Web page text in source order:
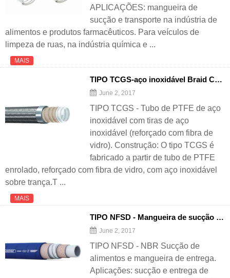
APLICAÇÕES: mangueira de
sucção e transporte na indústria de
alimentos e produtos farmacêuticos. Para veículos de
limpeza de ruas, na indústria química e ...
MAIS
TIPO TCGS-aço inoxidável Braid Cover Tubo de PTFE complicado (reforçado com fibra de vidro)
June 2, 2017
TIPO TCGS - Tubo de PTFE de aço
inoxidável com tiras de aço
inoxidável (reforçado com fibra de
vidro). Construção: O tipo TCGS é
fabricado a partir de tubo de PTFE
enrolado, reforçado com fibra de vidro, com aço inoxidável
sobre trança.T ...
MAIS
TIPO NFSD - Mangueira de sucção e entrega de alimentos NBR
June 2, 2017
TIPO NFSD - NBR Sucção de
alimentos e mangueira de entrega.
Aplicações: sucção e entrega de